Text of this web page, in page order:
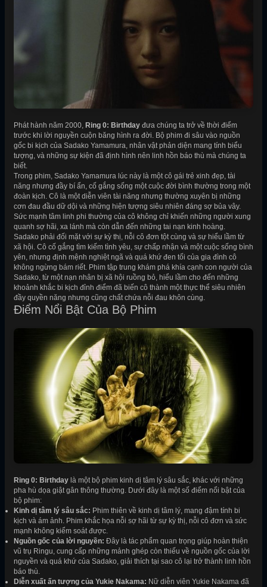
Phát hành năm 2000, Ring 0: Birthday đưa chúng ta trở về thời điểm
trước khi lời nguyền cuộn băng hình ra đời. Bộ phim đi sâu vào nguồn
gốc bi kịch của Sadako Yamamura, nhân vật phản diện mang tính biểu
tượng, và những sự kiện đã định hình nên linh hồn báo thù mà chúng ta
biết.
Trong phim, Sadako Yamamura lúc này là một cô gái trẻ xinh đẹp, tài
năng nhưng đầy bí ẩn, cố gắng sống một cuộc đời bình thường trong một
đoàn kịch. Cô là một diễn viên tài năng nhưng thường xuyên bị những
cơn đau đầu dữ dội và những hiện tượng siêu nhiên đáng sợ bủa vây.
Sức mạnh tâm linh phi thường của cô không chỉ khiến những người xung
quanh sợ hãi, xa lánh mà còn dẫn đến những tai nạn kinh hoàng.
Sadako phải đối mặt với sự kỳ thị, nỗi cô đơn tột cùng và sự hiểu lầm từ
xã hội. Cô cố gắng tìm kiếm tình yêu, sự chấp nhận và một cuộc sống bình
yên, nhưng định mệnh nghiệt ngã và quá khứ đen tối của gia đình cô
không ngừng bám riết. Phim tập trung khám phá khía cạnh con người của
Sadako, từ một nạn nhân bị xã hội ruồng bỏ, hiểu lầm cho đến những
khoảnh khắc bi kịch đỉnh điểm đã biến cô thành một thực thể siêu nhiên
đầy quyền năng nhưng cũng chất chứa nỗi đau khôn cùng.
Điểm Nổi Bật Của Bộ Phim
Ring 0: Birthday là một bộ phim kinh dị tâm lý sâu sắc, khác với những
pha hù dọa giật gân thông thường. Dưới đây là một số điểm nổi bật của
bộ phim:
Kinh dị tâm lý sâu sắc: Phim thiên về kinh dị tâm lý, mang đậm tính bi
kịch và ám ảnh. Phim khắc họa nỗi sợ hãi từ sự kỳ thị, nỗi cô đơn và sức
mạnh không kiểm soát được.
Nguồn gốc của lời nguyền: Đây là tác phẩm quan trọng giúp hoàn thiện
vũ trụ Ringu, cung cấp những mảnh ghép còn thiếu về nguồn gốc của lời
nguyền và quá khứ của Sadako, giải thích tại sao cô lại trở thành linh hồn
báo thù.
Diễn xuất ấn tượng của Yukie Nakama: Nữ diễn viên Yukie Nakama đã